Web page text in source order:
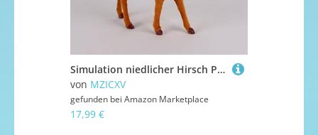
Simulation niedlicher Hirsch Plüschtier Mini Tier Elch Heimtextilien Kreatives Geschenk for(D(22x27cm))
von MZICXV
gefunden bei Amazon Marketplace
17,99 €